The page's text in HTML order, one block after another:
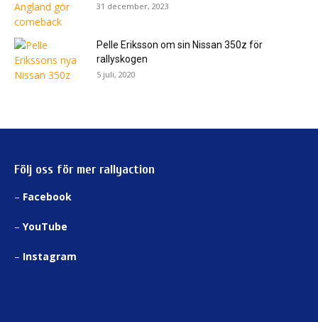
31 december, 2023
Pelle Eriksson om sin Nissan 350z för
rallyskogen
5 juli, 2020
Följ oss för mer rallyaction
– Facebook
– YouTube
– Instagram